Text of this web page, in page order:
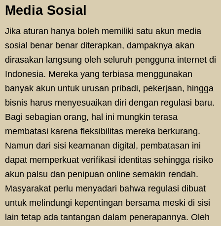
Media Sosial
Jika aturan hanya boleh memiliki satu akun media
sosial benar benar diterapkan, dampaknya akan
dirasakan langsung oleh seluruh pengguna internet di
Indonesia. Mereka yang terbiasa menggunakan
banyak akun untuk urusan pribadi, pekerjaan, hingga
bisnis harus menyesuaikan diri dengan regulasi baru.
Bagi sebagian orang, hal ini mungkin terasa
membatasi karena fleksibilitas mereka berkurang.
Namun dari sisi keamanan digital, pembatasan ini
dapat memperkuat verifikasi identitas sehingga risiko
akun palsu dan penipuan online semakin rendah.
Masyarakat perlu menyadari bahwa regulasi dibuat
untuk melindungi kepentingan bersama meski di sisi
lain tetap ada tantangan dalam penerapannya. Oleh